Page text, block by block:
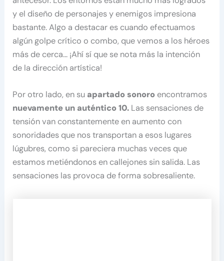
y el diseño de personajes y enemigos impresiona
bastante. Algo a destacar es cuando efectuamos
algún golpe crítico o combo, que vemos a los héroes
más de cerca… ¡Ahí sí que se nota más la intención
de la dirección artística!
Por otro lado, en su apartado sonoro encontramos
nuevamente un auténtico 10. Las sensaciones de
tensión van constantemente en aumento con
sonoridades que nos transportan a esos lugares
lúgubres, como si pareciera muchas veces que
estamos metiéndonos en callejones sin salida. Las
sensaciones las provoca de forma sobresaliente.